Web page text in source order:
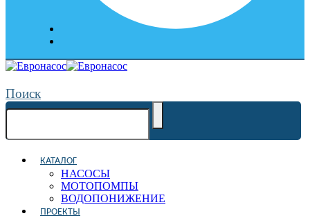
Поиск
КАТАЛОГ
НАСОСЫ
МОТОПОМПЫ
ВОДОПОНИЖЕНИЕ
ПРОЕКТЫ